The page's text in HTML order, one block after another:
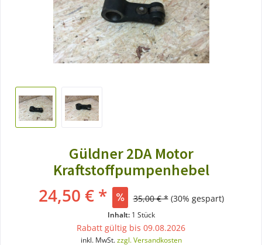
Güldner 2DA Motor
Kraftstoffpumpenhebel
24,50 € * 35,00 € * (30% gespart)
Inhalt: 1 Stück
Rabatt gültig bis 09.08.2026
inkl. MwSt.zzgl. Versandkosten